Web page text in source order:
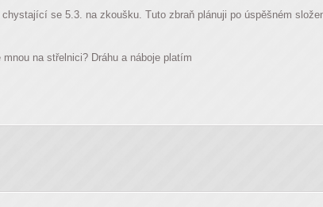
se 5.3. na zkoušku. Tuto zbraň plánuji po úspěšném
na střelnici? Dráhu a náboje platím